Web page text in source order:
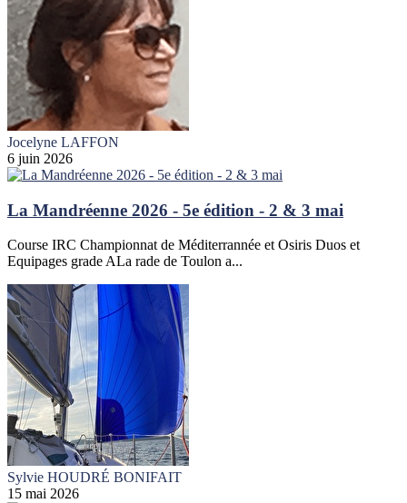
Jocelyne LAFFON
6 juin 2026
La Mandréenne 2026 - 5e édition - 2 & 3 mai
Course IRC Championnat de Méditerrannée et Osiris Duos et
Equipages grade ALa rade de Toulon a...
Sylvie HOUDRÉ BONIFAIT
15 mai 2026